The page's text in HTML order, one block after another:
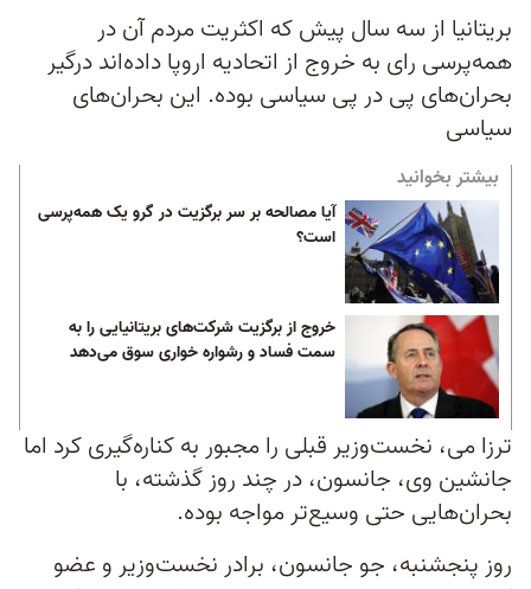
بریتانیا از سه سال پیش که اکثریت مردم آن در
همه‌پرسی رای به خروج از اتحادیه اروپا داده‌اند درگیر
بحران‌های پی در پی سیاسی بوده. این بحران‌های
سیاسی
بیشتر بخوانید
آیا مصالحه بر سر برگزیت در گرو یک همه‌پرسی
است؟
خروج از برگزیت شرکت‌های بریتانیایی را به
سمت فساد و رشواره خواری سوق می‌دهد
ترزا می، نخست‌وزیر قبلی را مجبور به کناره‌گیری کرد اما
جانشین وی، جانسون، در چند روز گذشته، با
بحران‌هایی حتی وسیع‌تر مواجه بوده.
روز پنجشنبه، جو جانسون، برادر نخست‌وزیر و عضو